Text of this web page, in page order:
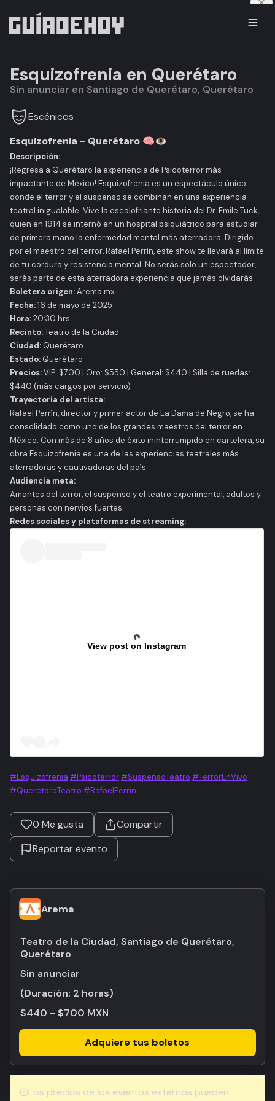
Esquizofrenia en Querétaro
Sin anunciar en Santiago de Querétaro, Querétaro
Escénicos
Esquizofrenia - Querétaro 🧠👁️
Descripción:
¡Regresa a Querétaro la experiencia de Psicoterror más
impactante de México! Esquizofrenia es un espectáculo único
donde el terror y el suspenso se combinan en una experiencia
teatral inigualable. Vive la escalofriante historia del Dr. Emile Tuck,
quien en 1914 se internó en un hospital psiquiátrico para estudiar
de primera mano la enfermedad mental más aterradora. Dirigido
por el maestro del terror, Rafael Perrín, este show te llevará al límite
de tu cordura y resistencia mental. No serás solo un espectador,
serás parte de esta aterradora experiencia que jamás olvidarás.
Boletera origen:Arema.mx
Fecha:16 de mayo de 2025
Hora:20:30 hrs
Recinto:Teatro de la Ciudad
Ciudad: Querétaro
Estado: Querétaro
Precios:VIP: $700 | Oro: $550 | General: $440 | Silla de ruedas:
$440 (más cargos por servicio)
Trayectoria del artista:
Rafael Perrín, director y primer actor de La Dama de Negro, se ha
consolidado como uno de los grandes maestros del terror en
México. Con más de 8 años de éxito ininterrumpido en cartelera, su
obra Esquizofrenia es una de las experiencias teatrales más
aterradoras y cautivadoras del país.
Audiencia meta:
Amantes del terror, el suspenso y el teatro experimental, adultos y
personas con nervios fuertes.
Redes sociales y plataformas de streaming:
View post on Instagram
#Esquizofrenia #Psicoterror #SuspensoTeatro #TerrorEnVivo
#QuerétaroTeatro #RafaelPerrín
0 Me gusta
Compartir
Reportar evento
Arema
Teatro de la Ciudad, Santiago de Querétaro,
Querétaro
Sin anunciar
(Duración: 2 horas)
$440 - $700 MXN
Adquiere tus boletos
Los precios de los eventos externos pueden